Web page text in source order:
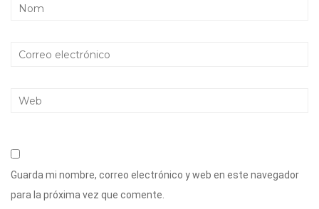
Guarda mi nombre, correo electrónico y web en este navegador
para la próxima vez que comente.